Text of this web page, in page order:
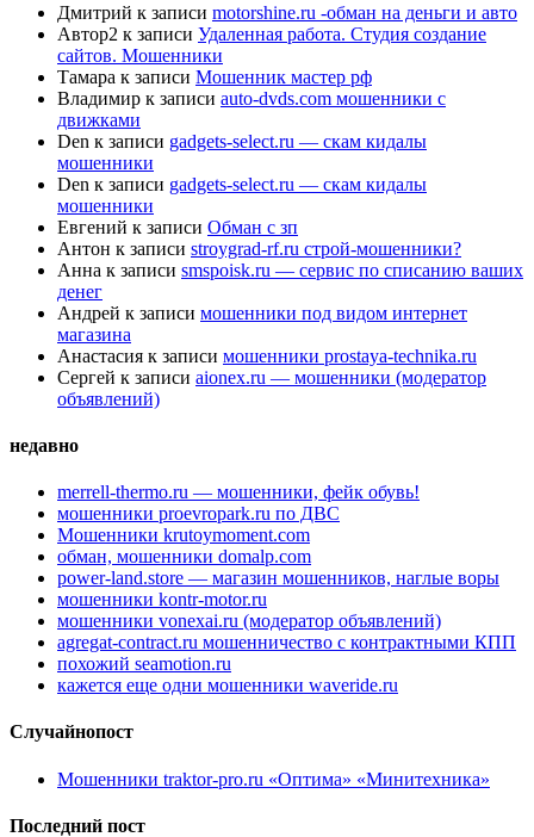
Дмитрий к записи motorshine.ru -обман на деньги и авто
Автор2 к записи Удаленная работа. Студия создание
сайтов. Мошенники
Тамара к записи Мошенник мастер рф
Владимир к записи auto-dvds.com мошенники с
движками
Den к записи gadgets-select.ru — скам кидалы
мошенники
Den к записи gadgets-select.ru — скам кидалы
мошенники
Евгений к записи Обман с зп
Антон к записи stroygrad-rf.ru строй-мошенники?
Анна к записи smspoisk.ru — сервис по списанию ваших
денег
Андрей к записи мошенники под видом интернет
магазина
Анастасия к записи мошенники prostaya-technika.ru
Сергей к записи aionex.ru — мошенники (модератор
объявлений)
недавно
merrell-thermo.ru — мошенники, фейк обувь!
мошенники proevropark.ru по ДВС
Мошенники krutoymoment.com
обман, мошенники domalp.com
power-land.store — магазин мошенников, наглые воры
мошенники kontr-motor.ru
мошенники vonexai.ru (модератор объявлений)
agregat-contract.ru мошенничество с контрактными КПП
похожий seamotion.ru
кажется еще одни мошенники waveride.ru
Случайнопост
Мошенники traktor-pro.ru «Оптима» «Минитехника»
Последний пост